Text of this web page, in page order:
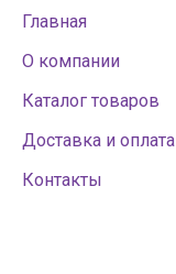
Главная
О компании
Каталог товаров
Доставка и оплата
Контакты